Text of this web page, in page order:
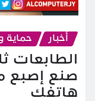
أخبار حماية
الطابعات
صنع إصبع
هاتفك